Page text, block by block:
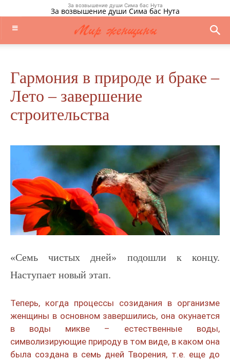
За возвышение души Сима бас Нута
За возвышение души Сима бас Нута
Гармония в природе и браке –
Лето – завершение
строительства
«Семь чистых дней» подошли к концу.
Наступает новый этап.
Теперь, когда процессы созидания в организме
женщины в основном завершились, она окунается
в воды микве – естественные воды,
символизирующие природу в том виде, в каком она
была создана в семь дней Творения, т.е. еще до